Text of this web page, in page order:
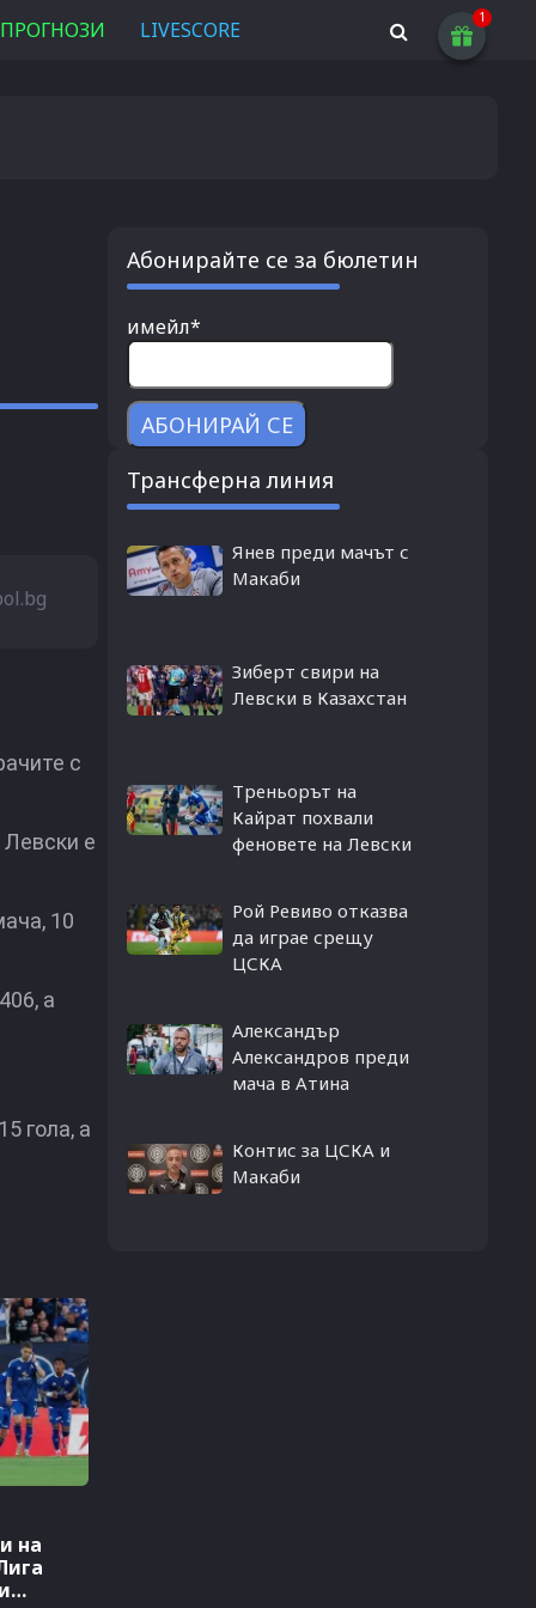
ПРОГНОЗИ LIVESCORE
с
е
10
а
гола, а
на
Абонирайте се за бюлетин
имейл*
Трансферна линия
Янев преди мачът с
Макаби
Зиберт свири на
Левски в Казахстан
Треньорът на
Кайрат похвали
феновете на Левски
Рой Ревиво отказва
да играе срещу
ЦСКА
Александър
Александров преди
мача в Атина
Контис за ЦСКА и
Макаби